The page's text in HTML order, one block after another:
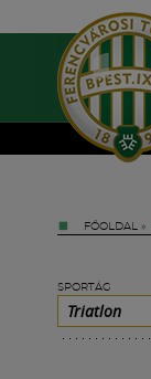
FŐOLDAL »
SPORTÁG
Triatlon